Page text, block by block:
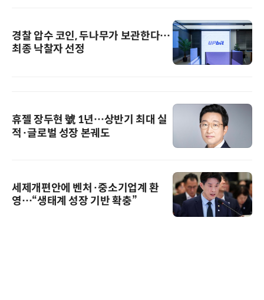
경찰 압수 코인, 두나무가 보관한다…
최종 낙찰자 선정
휴젤 장두현 號 1년…상반기 최대 실
적·글로벌 성장 본궤도
세제개편안에 벤처·중소기업계 환
영…“생태계 성장 기반 확충”